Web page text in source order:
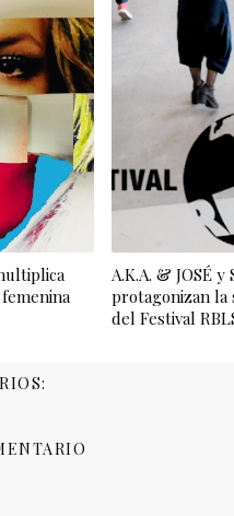
A.K.A. & JOSÉ y
protagonizan la
del Festival